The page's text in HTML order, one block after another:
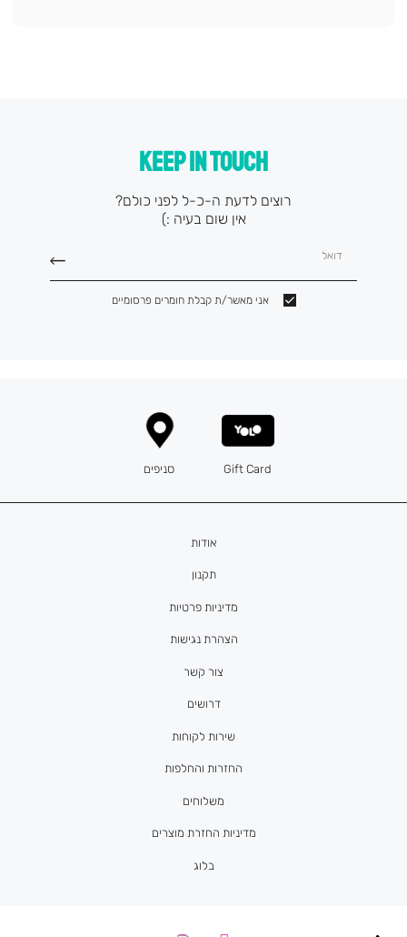
KEEP IN TOUCH
רוצים לדעת ה-כ-ל לפני כולם?
אין שום בעיה :)
דואל
אני מאשר/ת קבלת חומרים פרסומיים
אודות
תקנון
מדיניות פרטיות
הצהרת נגישות
צור קשר
דרושים
Gift Card סניפים
שירות לקוחות
החזרות והחלפות
משלוחים
מדיניות החזרת מוצרים
בלוג